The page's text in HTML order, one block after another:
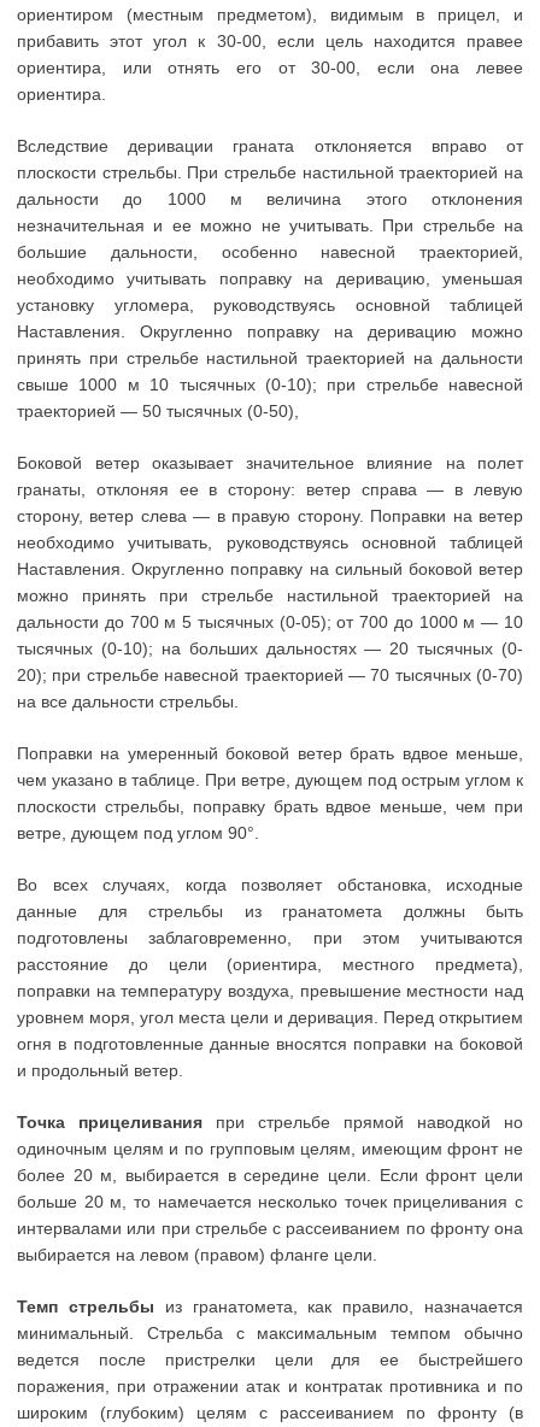
ориентиром (местным предметом), видимым в прицел, и
прибавить этот угол к 30-00, если цель находится правее
ориентира, или отнять его от 30-00, если она левее
ориентира.
Вследствие деривации граната отклоняется вправо от
плоскости стрельбы. При стрельбе настильной траекторией на
дальности до 1000 м величина этого отклонения
незначительная и ее можно не учитывать. При стрельбе на
большие дальности, особенно навесной траекторией,
необходимо учитывать поправку на деривацию, уменьшая
установку угломера, руководствуясь основной таблицей
Наставления. Округленно поправку на деривацию можно
принять при стрельбе настильной траекторией на дальности
свыше 1000 м 10 тысячных (0-10); при стрельбе навесной
траекторией — 50 тысячных (0-50),
Боковой ветер оказывает значительное влияние на полет
гранаты, отклоняя ее в сторону: ветер справа — в левую
сторону, ветер слева — в правую сторону. Поправки на ветер
необходимо учитывать, руководствуясь основной таблицей
Наставления. Округленно поправку на сильный боковой ветер
можно принять при стрельбе настильной траекторией на
дальности до 700 м 5 тысячных (0-05); от 700 до 1000 м — 10
тысячных (0-10); на больших дальностях — 20 тысячных (0-
20); при стрельбе навесной траекторией — 70 тысячных (0-70)
на все дальности стрельбы.
Поправки на умеренный боковой ветер брать вдвое меньше,
чем указано в таблице. При ветре, дующем под острым углом к
плоскости стрельбы, поправку брать вдвое меньше, чем при
ветре, дующем под углом 90°.
Во всех случаях, когда позволяет обстановка, исходные
данные для стрельбы из гранатомета должны быть
подготовлены заблаговременно, при этом учитываются
расстояние до цели (ориентира, местного предмета),
поправки на температуру воздуха, превышение местности над
уровнем моря, угол места цели и деривация. Перед открытием
огня в подготовленные данные вносятся поправки на боковой
и продольный ветер.
Точка прицеливания при стрельбе прямой наводкой но
одиночным целям и по групповым целям, имеющим фронт не
более 20 м, выбирается в середине цели. Если фронт цели
больше 20 м, то намечается несколько точек прицеливания с
интервалами или при стрельбе с рассеиванием по фронту она
выбирается на левом (правом) фланге цели.
Темп стрельбы из гранатомета, как правило, назначается
минимальный. Стрельба с максимальным темпом обычно
ведется после пристрелки цели для ее быстрейшего
поражения, при отражении атак и контратак противника и по
широким (глубоким) целям с рассеиванием по фронту (в